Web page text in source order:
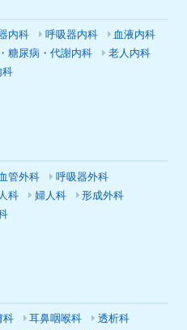
内科 呼吸器内科
血液内科
糖尿病・代謝内科
老人内科
科
管外科
呼吸器外科
科 婦人科
形成外科
科 耳鼻咽喉科
透析科